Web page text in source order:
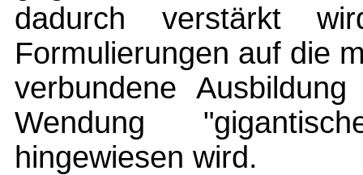
dadurch verstärkt
Formulierungen auf die
verbundene
Wendung
hingewiesen wird.